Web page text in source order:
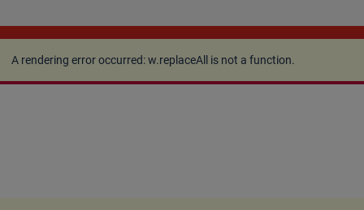
A rendering error occurred:w.replaceAll is not a
function.
A rendering error occurred:w.replaceAll is not a function.